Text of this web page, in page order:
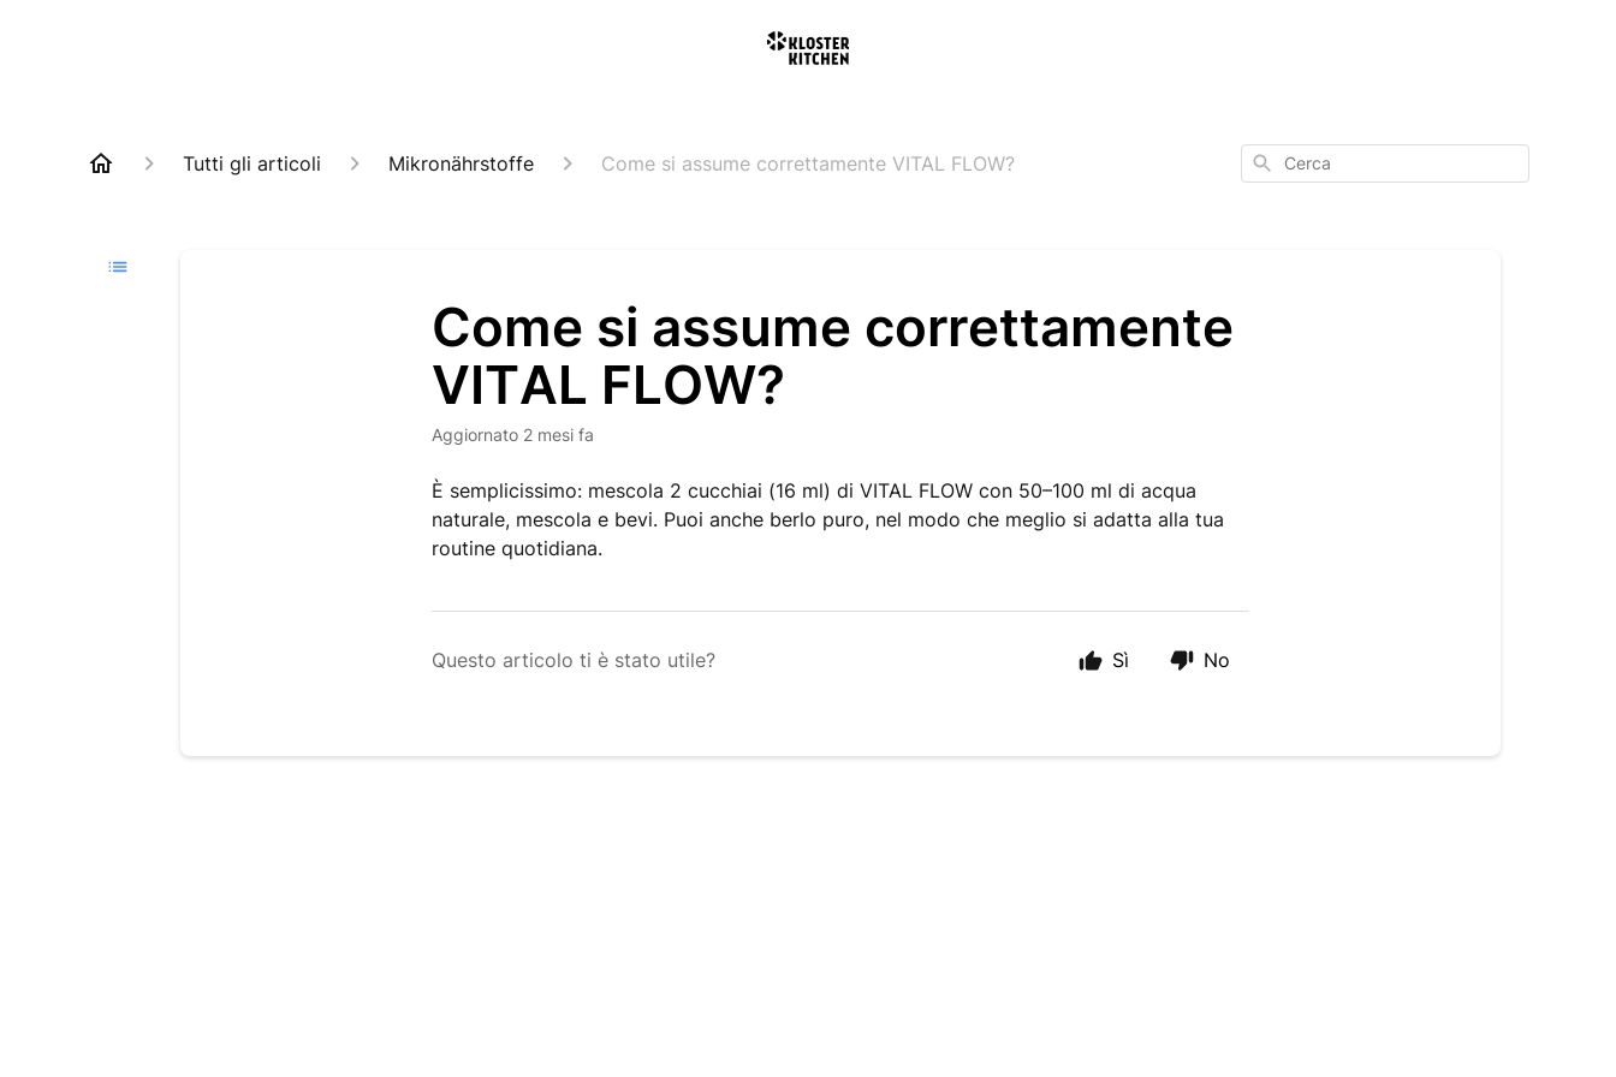
Tutti gli articoli Mikronährstoffe Come si assume correttamente VITAL FLOW? Cerca
Come si assume correttamente
VITAL FLOW?
Aggiornato 2 mesi fa
È semplicissimo: mescola 2 cucchiai (16 ml) di VITAL FLOW con 50–100 ml di acqua
naturale, mescola e bevi. Puoi anche berlo puro, nel modo che meglio si adatta alla tua
routine quotidiana.
Questo articolo ti è stato utile? Sì No